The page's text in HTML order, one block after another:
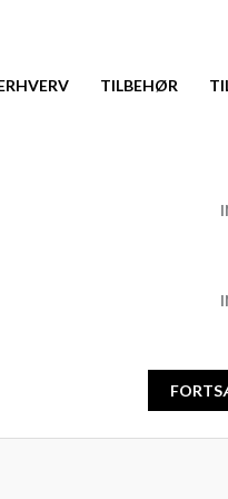
TILBEHØR